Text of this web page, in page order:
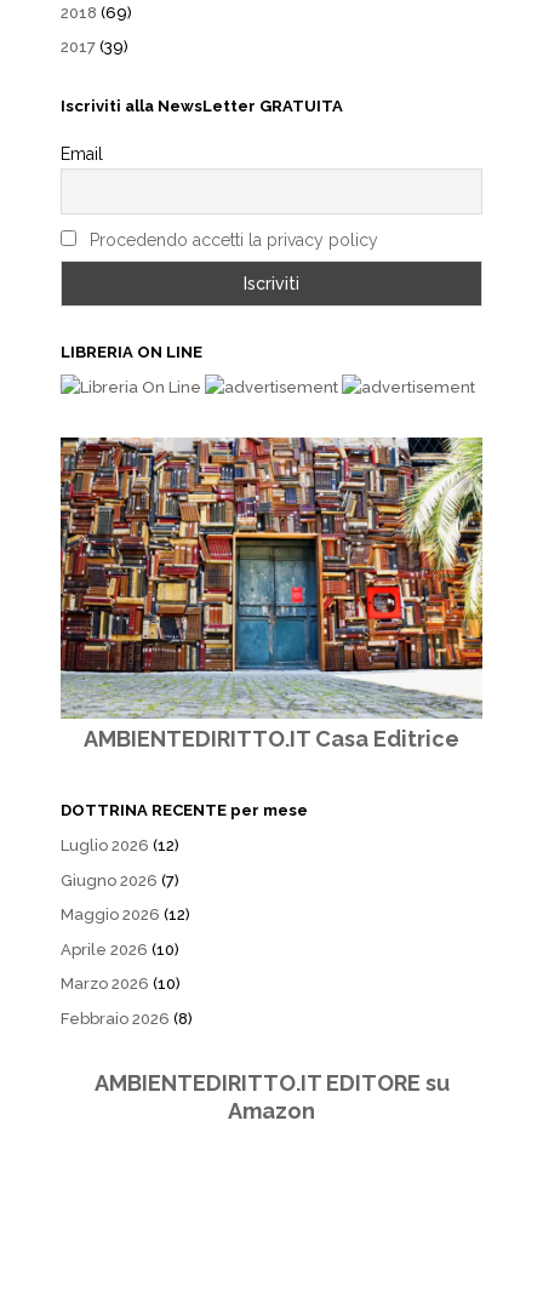
2018 (69)
2017 (39)
Iscriviti alla NewsLetter GRATUITA
Email
Procedendo accetti la privacy policy
LIBRERIA ON LINE
AMBIENTEDIRITTO.IT Casa Editrice
DOTTRINA RECENTE per mese
Luglio 2026 (12)
Giugno 2026 (7)
Maggio 2026 (12)
Aprile 2026 (10)
Marzo 2026 (10)
Febbraio 2026 (8)
AMBIENTEDIRITTO.IT EDITORE su
Amazon